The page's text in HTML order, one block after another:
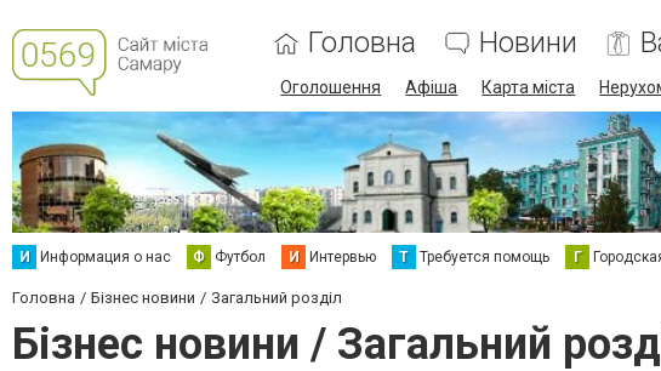
Головна Новини
Оголошення Афіша Карта міста
И Информация о нас Ф Футбол И Интервью Т Требуется помощь Г
Головна Бізнес новини Загальний розділ
Бізнес новини / Загальний